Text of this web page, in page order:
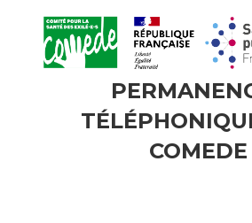
COMEDE